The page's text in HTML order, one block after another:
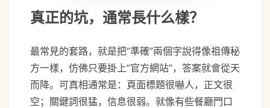
真正的坑，通常長什么樣？
最常見的套路，就是把“準確”兩個字說得像祖傳秘
方一樣，仿佛只要掛上“官方網站”，答案就會從天
而降。可真相通常是：頁面標題很嚇人，正文很
空；關鍵詞很猛，信息很弱。就像有些餐廳門口